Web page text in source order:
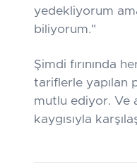
yedekliyorum
biliyorum."
Şimdi fırınında
tariflerle yapılan
mutlu ediyor. Ve
kaygısıyla